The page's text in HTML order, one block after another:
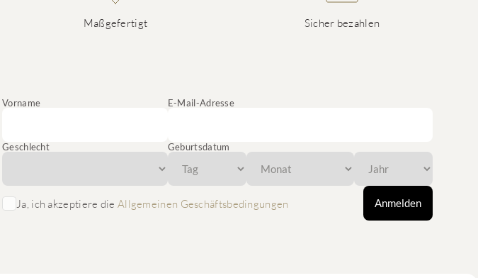
Maßgefertigt Sicher bezahlen
Vorname E-Mail-Adresse
Geschlecht Geburtsdatum
Ja, ich akzeptiere die Allgemeinen Geschäftsbedingungen Anmelden